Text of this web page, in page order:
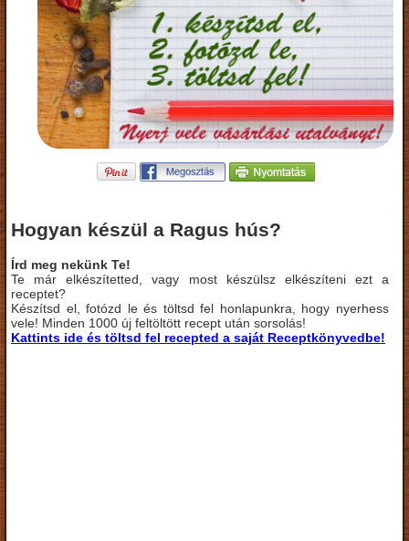
Hogyan készül a Ragus hús?
Írd meg nekünk Te!
Te már elkészítetted, vagy most készülsz elkészíteni ezt a
receptet?
Készítsd el, fotózd le és töltsd fel honlapunkra, hogy nyerhess
vele! Minden 1000 új feltöltött recept után sorsolás!
Kattints ide és töltsd fel recepted a saját Receptkönyvedbe!